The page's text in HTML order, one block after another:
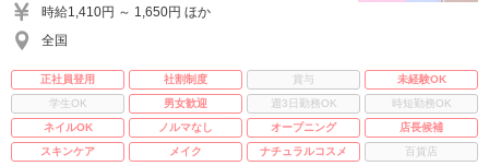
時給1,410円 ～ 1,650円 ほか
全国
正社員登用 社割制度 賞与
未経験OK
学生OK
男女歓迎 週3日勤務OK
時短勤務OK
ネイルOK
ノルマなし オープニング
店長候補
スキンケア
メイク ナチュラルコスメ 百貨店